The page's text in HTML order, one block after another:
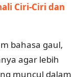
Ciri-Ciri dan
bahasa gaul,
agar lebih
muncul dalam